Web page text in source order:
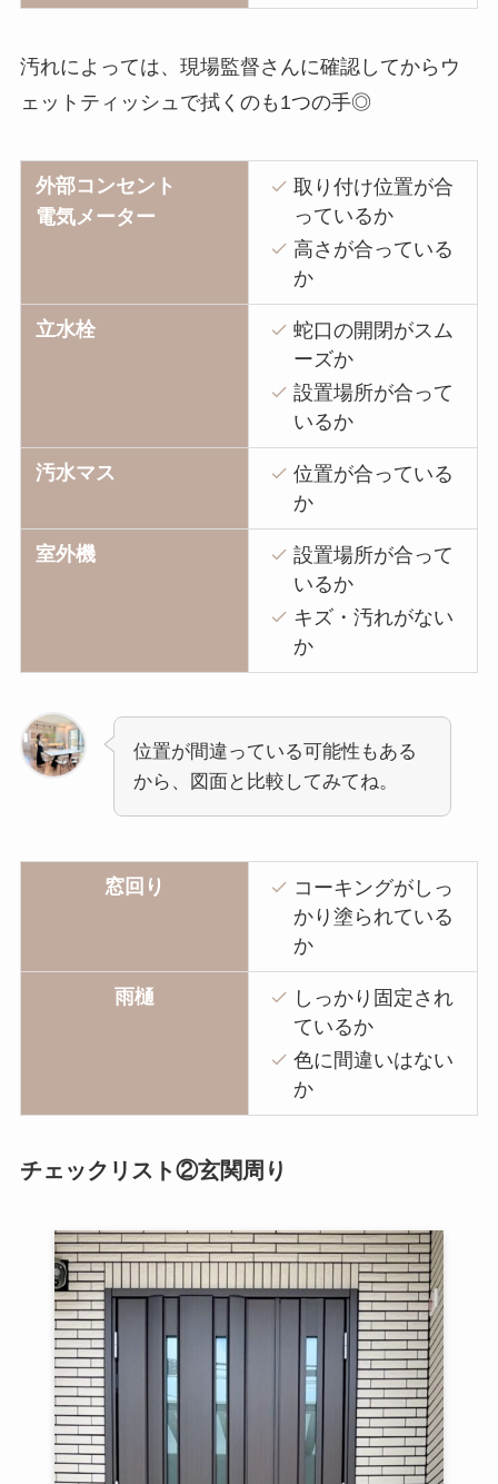
汚れによっては、現場監督さんに確認してからウ
ェットティッシュで拭くのも1つの手◎
外部コンセント
電気メーター
取り付け位置が合
っているか
高さが合っている
か
立水栓
蛇口の開閉がスム
ーズか
設置場所が合って
いるか
汚水マス
位置が合っている
か
室外機
設置場所が合って
いるか
キズ・汚れがない
か
位置が間違っている可能性もある
から、図面と比較してみてね。
窓回り
コーキングがしっ
かり塗られている
か
雨樋
しっかり固定され
ているか
色に間違いはない
か
チェックリスト②玄関周り